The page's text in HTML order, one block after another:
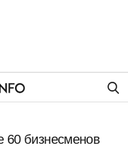
60 бизнесменов